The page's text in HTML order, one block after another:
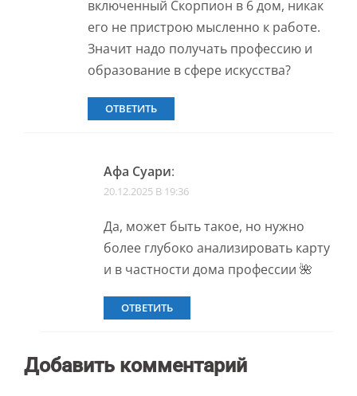
включенный Скорпион в 6 дом, никак
его не пристрою мысленно к работе.
Значит надо получать профессию и
образование в сфере искусства?
ОТВЕТИТЬ
Афа Суари:
20.12.2025 В 19:36
Да, может быть такое, но нужно
более глубоко анализировать карту
и в частности дома профессии 🌺
ОТВЕТИТЬ
Добавить комментарий